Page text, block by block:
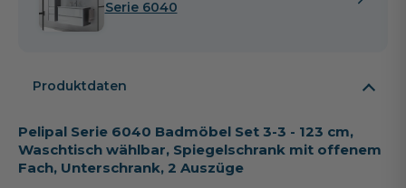
Serie 6040
Produktdaten
Pelipal Serie 6040 Badmöbel Set 3-3 - 123 cm,
Waschtisch wählbar, Spiegelschrank mit offenem
Fach, Unterschrank, 2 Auszüge